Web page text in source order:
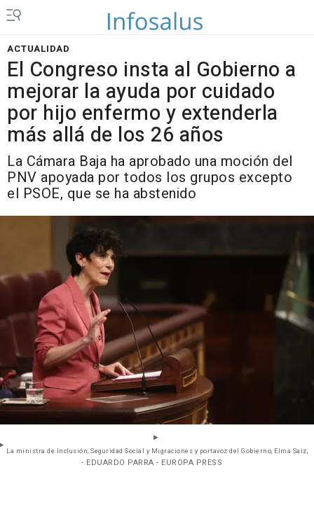
ACTUALIDAD
El Congreso insta al Gobierno a
mejorar la ayuda por cuidado
por hijo enfermo y extenderla
más allá de los 26 años
La Cámara Baja ha aprobado una moción del
PNV apoyada por todos los grupos excepto
el PSOE, que se ha abstenido
La ministra de Inclusión, Seguridad Social y Migraciones y portavoz del Gobierno, Elma Saiz,
- EDUARDO PARRA - EUROPA PRESS